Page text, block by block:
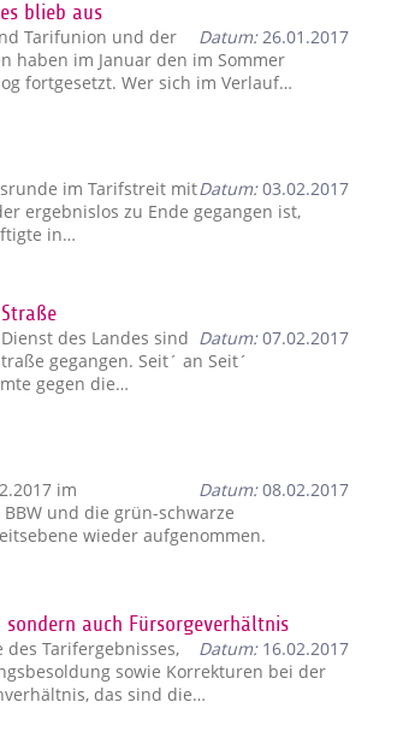
blieb aus
Datum:26.01.2017
Tarifunion und der
haben im Januar den im Sommer
fortgesetzt. Wer sich im Verlauf…
Datum:03.02.2017
im Tarifstreit mit
ergebnislos zu Ende gegangen ist,
in…
Datum:07.02.2017
des Landes sind
gegangen. Seit´ an Seit´
gegen die…
Datum:08.02.2017
im
und die grün-schwarze
wieder aufgenommen.
auch Fürsorgeverhältnis
Datum:16.02.2017
Tarifergebnisses,
sowie Korrekturen bei der
das sind die…